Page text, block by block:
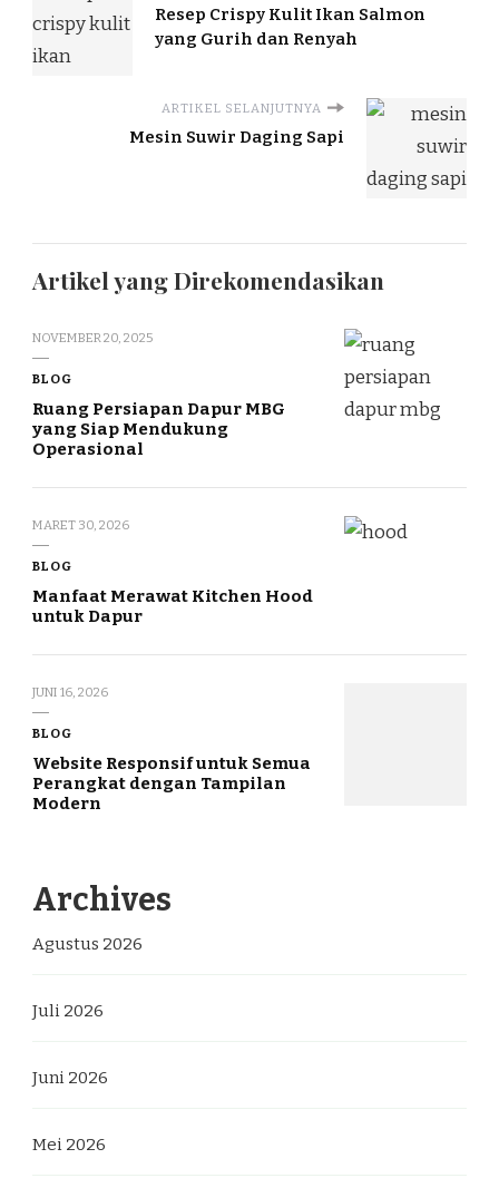
Resep Crispy Kulit Ikan Salmon
yang Gurih dan Renyah
ARTIKEL SELANJUTNYA
Mesin Suwir Daging Sapi
Artikel yang Direkomendasikan
NOVEMBER 20, 2025
BLOG
Ruang Persiapan Dapur MBG
yang Siap Mendukung
Operasional
MARET 30, 2026
BLOG
Manfaat Merawat Kitchen Hood
untuk Dapur
JUNI 16, 2026
BLOG
Website Responsif untuk Semua
Perangkat dengan Tampilan
Modern
Archives
Agustus 2026
Juli 2026
Juni 2026
Mei 2026